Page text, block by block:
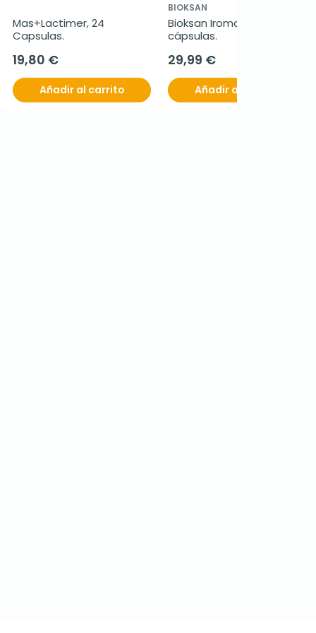
Mas+Lactimer, 24
Capsulas.
19,80 €
Añadir al carrito
BIOKSAN
Bioksan Iromax, 30
cápsulas.
29,99 €
Añadir al carrito